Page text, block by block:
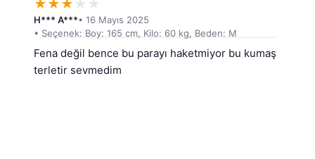
★★★ ★ ★
H*** A***• 16 Mayıs 2025
• Seçenek: Boy: 165 cm, Kilo: 60 kg, Beden: M
Fena değil bence bu parayı haketmiyor bu kumaş
terletir sevmedim